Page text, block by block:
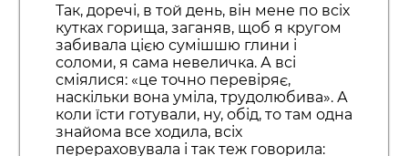
Так, доречі, в той день, він мене по всіх
кутках горища, заганяв, щоб я кругом
забивала цією сумішшю глини і
соломи, я сама невеличка. А всі
сміялися: «це точно перевіряє,
наскільки вона уміла, трудолюбива». А
коли їсти готували, ну, обід, то там одна
знайома все ходила, всіх
перераховувала і так теж говорила: